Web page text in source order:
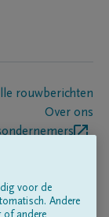
rouwberichten
Over ons
voor de
Andere